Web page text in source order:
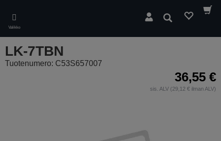
main
content
Valikko
Hae
LK-7TBN
Tuotenumero: C53S657007
36,55 €
sis. ALV (29,12 € ilman ALV)